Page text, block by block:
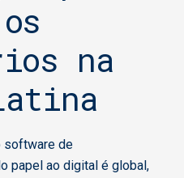
na
software de
papel ao digital é global,